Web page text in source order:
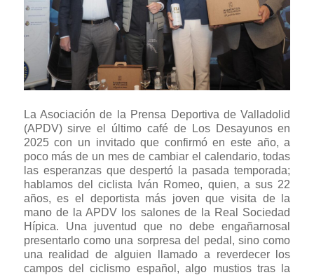
La Asociación de la Prensa Deportiva de Valladolid
(APDV) sirve el último café de Los Desayunos en
2025 con un invitado que confirmó en este año, a
poco más de un mes de cambiar el calendario, todas
las esperanzas que despertó la pasada temporada;
hablamos del ciclista Iván Romeo, quien, a sus 22
años, es el deportista más joven que visita de la
mano de la APDV los salones de la Real Sociedad
Hípica. Una juventud que no debe engañarnosal
presentarlo como una sorpresa del pedal, sino como
una realidad de alguien llamado a reverdecer los
campos del ciclismo español, algo mustios tras la